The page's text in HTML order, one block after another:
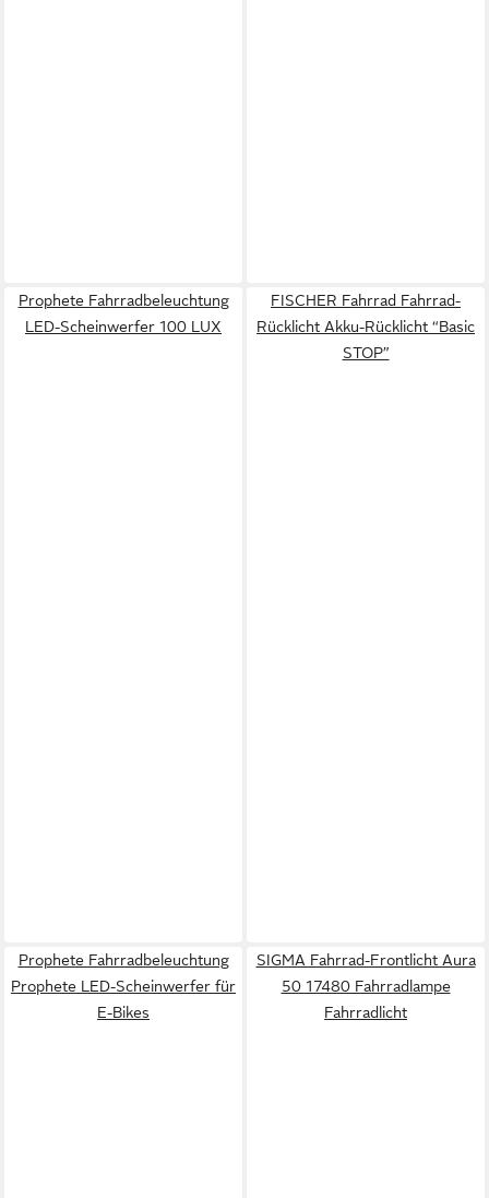
Prophete Fahrradbeleuchtung
LED-Scheinwerfer 100 LUX
FISCHER Fahrrad Fahrrad-
Rücklicht Akku-Rücklicht “Basic
STOP”
Prophete Fahrradbeleuchtung
Prophete LED-Scheinwerfer für
E-Bikes
SIGMA Fahrrad-Frontlicht Aura
50 17480 Fahrradlampe
Fahrradlicht